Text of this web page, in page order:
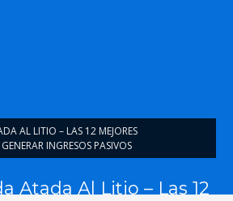
AL LITIO – LAS 12 MEJORES
INGRESOS PASIVOS
Atada Al Litio – Las 12